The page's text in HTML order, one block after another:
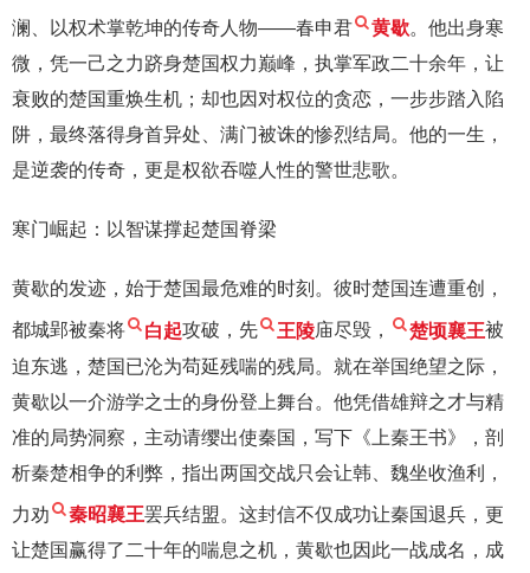
澜、以权术掌乾坤的传奇人物——春申君 黄歇。他出身寒
微，凭一己之力跻身楚国权力巅峰，执掌军政二十余年，让
衰败的楚国重焕生机；却也因对权位的贪恋，一步步踏入陷
阱，最终落得身首异处、满门被诛的惨烈结局。他的一生，
是逆袭的传奇，更是权欲吞噬人性的警世悲歌。
寒门崛起：以智谋撑起楚国脊梁
黄歇的发迹，始于楚国最危难的时刻。彼时楚国连遭重创，
都城郢被秦将 白起攻破，先 王陵庙尽毁， 楚顷襄王被
迫东逃，楚国已沦为苟延残喘的残局。就在举国绝望之际，
黄歇以一介游学之士的身份登上舞台。他凭借雄辩之才与精
准的局势洞察，主动请缨出使秦国，写下《上秦王书》，剖
析秦楚相争的利弊，指出两国交战只会让韩、魏坐收渔利，
力劝 秦昭襄王罢兵结盟。这封信不仅成功让秦国退兵，更
让楚国赢得了二十年的喘息之机，黄歇也因此一战成名，成